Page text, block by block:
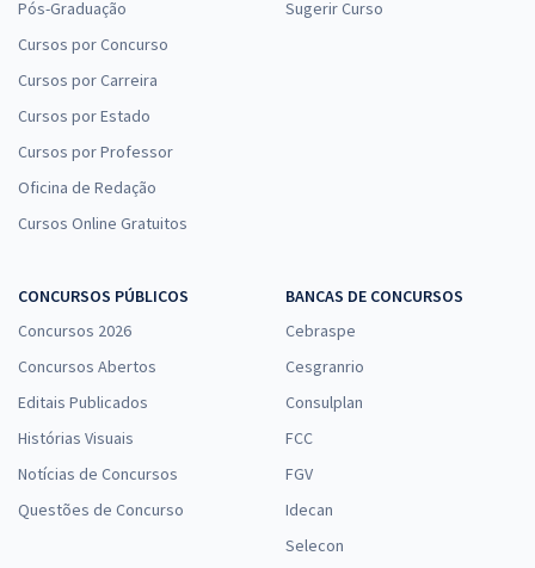
Pós-Graduação
Cursos por Concurso
Cursos por Carreira
Cursos por Estado
Cursos por Professor
Oficina de Redação
Cursos Online Gratuitos
Sugerir Curso
CONCURSOS PÚBLICOS
Concursos 2026
Concursos Abertos
Editais Publicados
Histórias Visuais
Notícias de Concursos
Questões de Concurso
BANCAS DE CONCURSOS
Cebraspe
Cesgranrio
Consulplan
FCC
FGV
Idecan
Selecon